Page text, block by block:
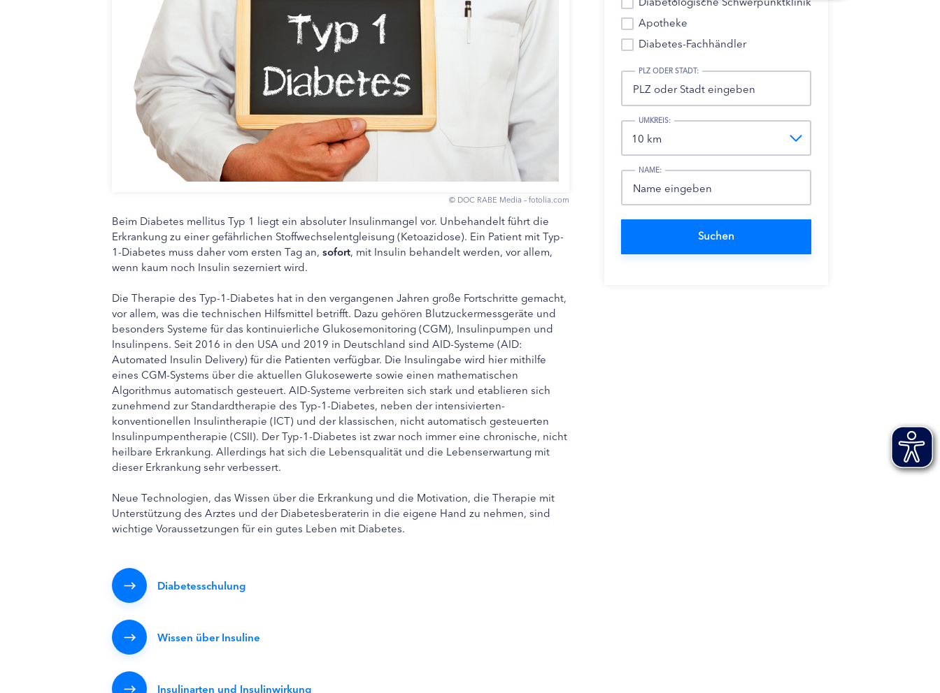
© DOC RABE Media – fotolia.com
Beim Diabetes mellitus Typ 1 liegt ein absoluter Insulinmangel vor. Unbehandelt führt die
Erkrankung zu einer gefährlichen Stoffwechselentgleisung (Ketoazidose). Ein Patient mit Typ-
1-Diabetes muss daher vom ersten Tag an, sofort, mit Insulin behandelt werden, vor allem,
wenn kaum noch Insulin sezerniert wird.
Die Therapie des Typ-1-Diabetes hat in den vergangenen Jahren große Fortschritte gemacht,
vor allem, was die technischen Hilfsmittel betrifft. Dazu gehören Blutzuckermessgeräte und
besonders Systeme für das kontinuierliche Glukosemonitoring (CGM), Insulinpumpen und
Insulinpens. Seit 2016 in den USA und 2019 in Deutschland sind AID-Systeme (AID:
Automated Insulin Delivery) für die Patienten verfügbar. Die Insulingabe wird hier mithilfe
eines CGM-Systems über die aktuellen Glukosewerte sowie einen mathematischen
Algorithmus automatisch gesteuert. AID-Systeme verbreiten sich stark und etablieren sich
zunehmend zur Standardtherapie des Typ-1-Diabetes, neben der intensivierten-
konventionellen Insulintherapie (ICT) und der klassischen, nicht automatisch gesteuerten
Insulinpumpentherapie (CSII). Der Typ-1-Diabetes ist zwar noch immer eine chronische, nicht
heilbare Erkrankung. Allerdings hat sich die Lebensqualität und die Lebenserwartung mit
dieser Erkrankung sehr verbessert.
Neue Technologien, das Wissen über die Erkrankung und die Motivation, die Therapie mit
Unterstützung des Arztes und der Diabetesberaterin in die eigene Hand zu nehmen, sind
wichtige Voraussetzungen für ein gutes Leben mit Diabetes.
Diabetesschulung
Wissen über Insuline
Insulinarten und Insulinwirkung
Apotheke
Diabetes-Fachhändler
PLZ ODER STADT:
UMKREIS:
NAME: